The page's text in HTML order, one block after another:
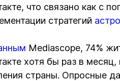
что связано как с
стратегий
Mediascope, 74%
хотя бы раз в
страны. Опросные